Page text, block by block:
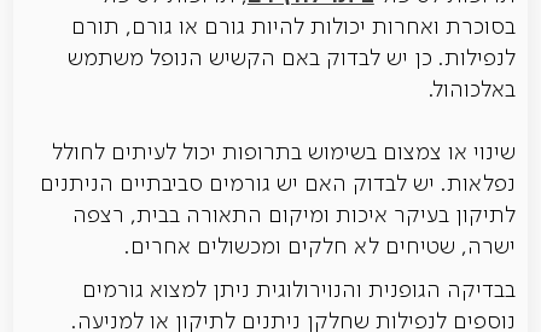
בסוכרת ואחרות יכולות להיות גורם או גורם, תורם
לנפילות. כן יש לבדוק באם הקשיש הנופל משתמש
באלכוהול.
שינוי או צמצום בשימוש בתרופות יכול לעיתים לחולל
נפלאות. יש לבדוק האם יש גורמים סביבתיים הניתנים
לתיקון בעיקר איכות ומיקום התאורה בבית, רצפה
ישרה, שטיחים לא חלקים ומכשולים אחרים.
בבדיקה הגופנית והנוירולוגית ניתן למצוא גורמים
נוספים לנפילות שחלקן ניתנים לתיקון או למניעה.